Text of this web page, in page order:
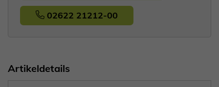
02622 21212-00
Artikeldetails